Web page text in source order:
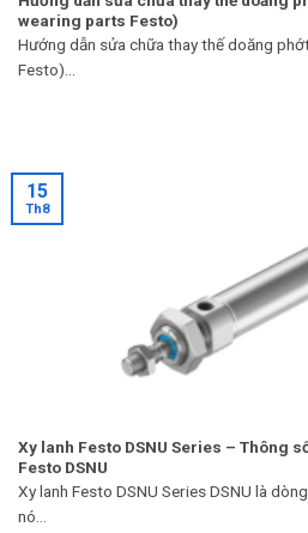
wearing parts Festo)
Hướng dẫn sửa chữa thay thế doăng
Festo)...
Xy lanh Festo DSNU Series – Thông
Festo DSNU
Xy lanh Festo DSNU Series DSNU là
nó...
15
Th8